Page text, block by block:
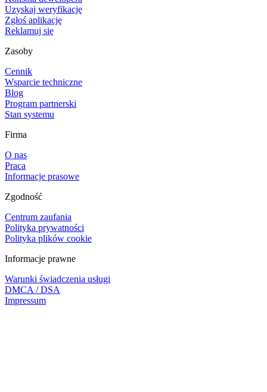
Uzyskaj weryfikację
Zgłoś aplikację
Reklamuj się
Zasoby
Cennik
Wsparcie techniczne
Blog
Program partnerski
Stan systemu
Firma
O nas
Praca
Informacje prasowe
Zgodność
Centrum zaufania
Polityka prywatności
Polityka plików cookie
Informacje prawne
Warunki świadczenia usługi
DMCA / DSA
Impressum